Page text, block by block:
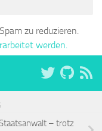
zu reduzieren.
werden.
– trotz